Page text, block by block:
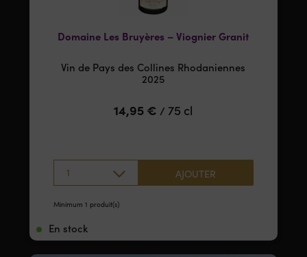
Domaine Les Bruyères – Viognier Granit
Vin de Pays des Collines Rhodaniennes
2025
14,95 € / 75 cl
1 AJOUTER
Minimum 1 produit(s)
En stock